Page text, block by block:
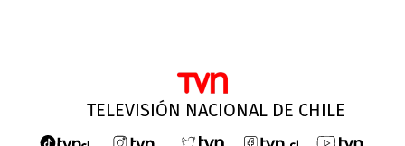
TELEVISIÓN NACIONAL DE CHILE